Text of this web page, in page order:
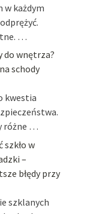
w każdym
…
do wnętrza?
schody
kwestia
różne …
szkło w
–
błędy przy
szklanych